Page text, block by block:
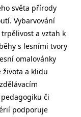
světa přírody
Vybarvování
a vztah k
s lesními tvory
omalovánky
a klidu
či
podporuje